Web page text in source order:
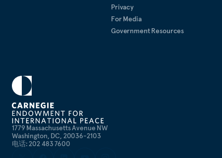
1779 Massachusetts Avenue NW
Washington, DC, 20036-2103
电话: 202 483 7600
Privacy
For Media
Government Resources